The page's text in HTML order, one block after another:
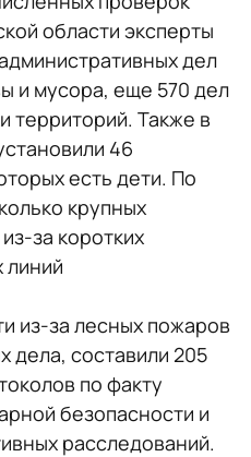
области эксперты
дел
и мусора, еще 570 дел
территорий. Также в
46
есть дети. По
крупных
из-за коротких
линий
из-за лесных пожаров
дела, составили 205
по факту
безопасности и
расследований.